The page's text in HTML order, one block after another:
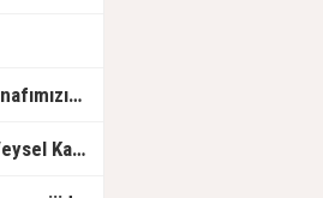
Başkan Vekili Şahin Biba: “Esnafımızın her zaman yanında olacağız”
Yazlık Sinema Keyfi Bu Kez Veysel Karani Mahallesi'nde Yaşandı